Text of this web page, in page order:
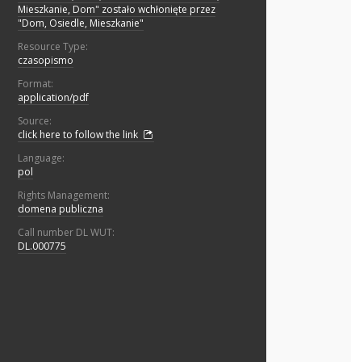
Mieszkanie, Dom" zostało wchłonięte przez
"Dom, Osiedle, Mieszkanie"
Resource Type:
czasopismo
Format:
application/pdf
Source:
click here to follow the link
Language:
pol
Rights Management:
domena publiczna
Call number DL WUT:
DL.000775